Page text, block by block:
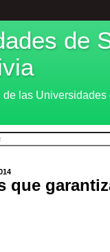
de
de las Universidades
que